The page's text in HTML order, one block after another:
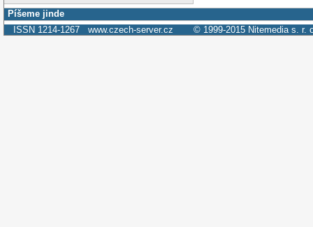
Píšeme jinde
ISSN 1214-1267 www.czech-server.cz © 1999-2015 Nitemedia s. r.